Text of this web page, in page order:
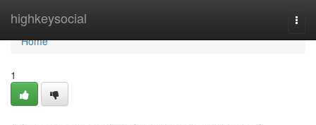
highkeysocial
Home
Home
1